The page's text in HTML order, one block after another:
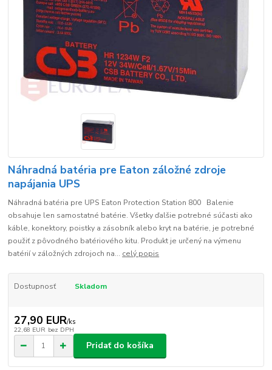
Náhradná batéria pre Eaton záložné zdroje
napájania UPS
Náhradná batéria pre UPS Eaton Protection Station 800 Balenie
obsahuje len samostatné batérie. Všetky ďalšie potrebné súčasti ako
káble, konektory, poistky a zásobník alebo kryt na batérie, je potrebné
použiť z pôvodného batériového kitu. Produkt je určený na výmenu
batérií v záložných zdrojoch na... celý popis
Dostupnosť Skladom
27,90 EUR/ks
22,68 EUR bez DPH
Pridať do košíka